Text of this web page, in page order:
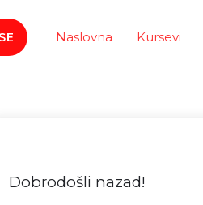
Naslovna Kursevi
Dobrodošli nazad!